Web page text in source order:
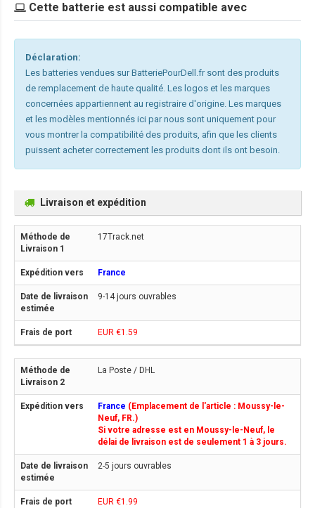
Cette batterie est aussi compatible avec
Déclaration:
Les batteries vendues sur BatteriePourDell.fr sont des produits
de remplacement de haute qualité. Les logos et les marques
concernées appartiennent au registraire d'origine. Les marques
et les modèles mentionnés ici par nous sont uniquement pour
vous montrer la compatibilité des produits, afin que les clients
puissent acheter correctement les produits dont ils ont besoin.
Livraison et expédition
17Track.net
France
9-14 jours ouvrables
EUR €1.59
La Poste / DHL
France (Emplacement de l'article : Moussy-le-
Neuf, FR.)
Si votre adresse est en Moussy-le-Neuf, le
délai de livraison est de seulement 1 à 3 jours.
2-5 jours ouvrables
EUR €1.99